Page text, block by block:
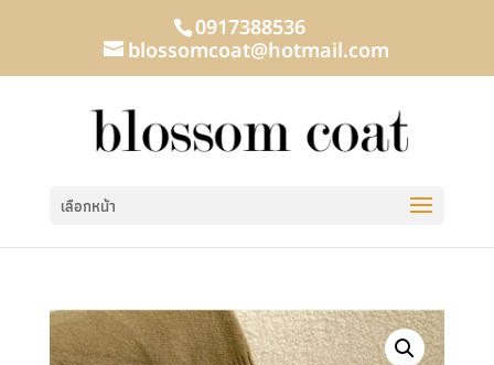
0917388536
blossomcoat@hotmail.com
เลือกหน้า